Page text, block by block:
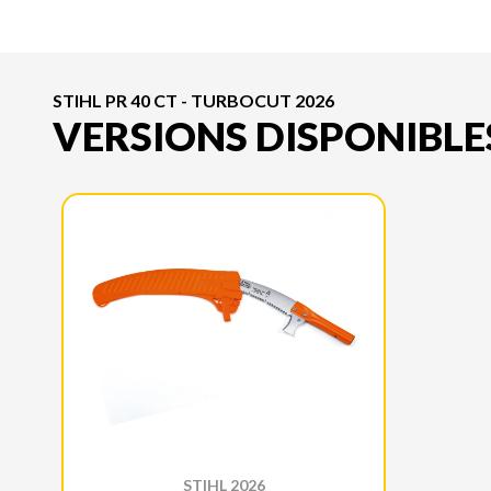
STIHL PR 40 CT - TURBOCUT 2026
VERSIONS
STIHL 2026